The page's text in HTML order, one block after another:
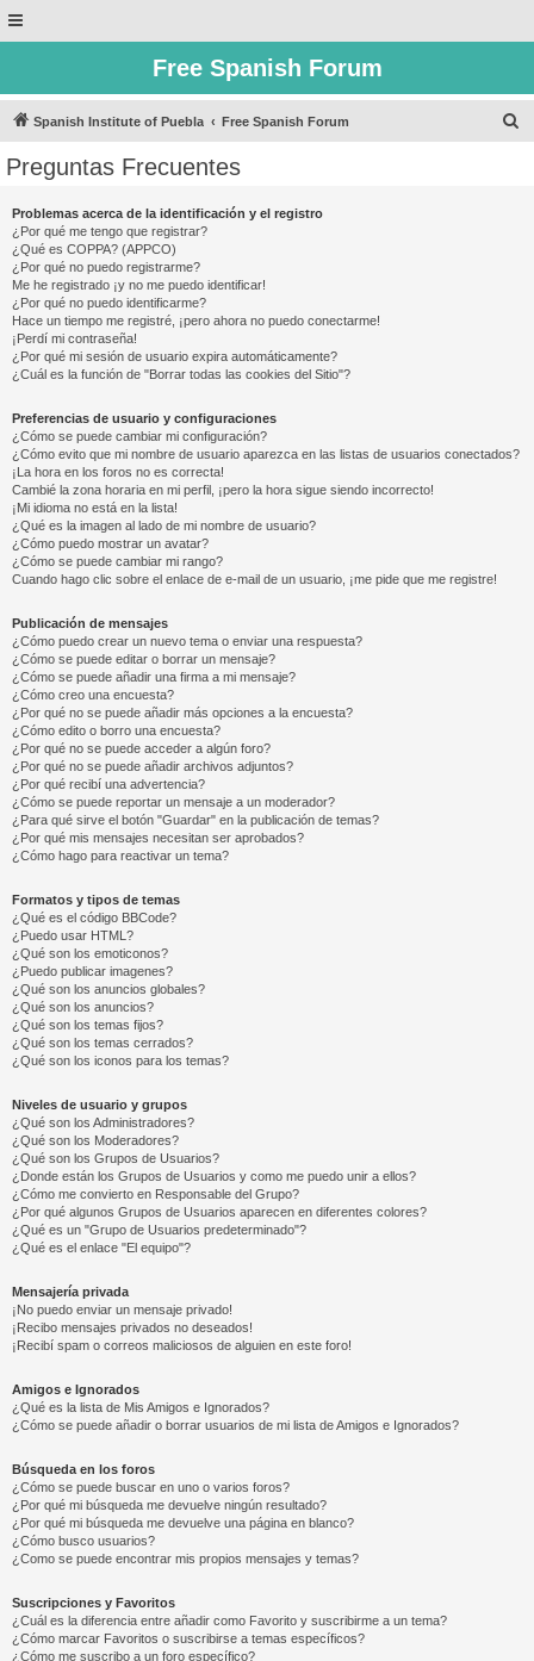
Free Spanish Forum
Spanish Institute of Puebla Free Spanish Forum
Preguntas Frecuentes
Problemas acerca de la identificación y el registro
¿Por qué me tengo que registrar?
¿Qué es COPPA? (APPCO)
¿Por qué no puedo registrarme?
Me he registrado ¡y no me puedo identificar!
¿Por qué no puedo identificarme?
Hace un tiempo me registré, ¡pero ahora no puedo conectarme!
¡Perdí mi contraseña!
¿Por qué mi sesión de usuario expira automáticamente?
¿Cuál es la función de "Borrar todas las cookies del Sitio"?
Preferencias de usuario y configuraciones
¿Cómo se puede cambiar mi configuración?
¿Cómo evito que mi nombre de usuario aparezca en las listas de usuarios conectados?
¡La hora en los foros no es correcta!
Cambié la zona horaria en mi perfil, ¡pero la hora sigue siendo incorrecto!
¡Mi idioma no está en la lista!
¿Qué es la imagen al lado de mi nombre de usuario?
¿Cómo puedo mostrar un avatar?
¿Cómo se puede cambiar mi rango?
Cuando hago clic sobre el enlace de e-mail de un usuario, ¡me pide que me registre!
Publicación de mensajes
¿Cómo puedo crear un nuevo tema o enviar una respuesta?
¿Cómo se puede editar o borrar un mensaje?
¿Cómo se puede añadir una firma a mi mensaje?
¿Cómo creo una encuesta?
¿Por qué no se puede añadir más opciones a la encuesta?
¿Cómo edito o borro una encuesta?
¿Por qué no se puede acceder a algún foro?
¿Por qué no se puede añadir archivos adjuntos?
¿Por qué recibí una advertencia?
¿Cómo se puede reportar un mensaje a un moderador?
¿Para qué sirve el botón "Guardar" en la publicación de temas?
¿Por qué mis mensajes necesitan ser aprobados?
¿Cómo hago para reactivar un tema?
Formatos y tipos de temas
¿Qué es el código BBCode?
¿Puedo usar HTML?
¿Qué son los emoticonos?
¿Puedo publicar imagenes?
¿Qué son los anuncios globales?
¿Qué son los anuncios?
¿Qué son los temas fijos?
¿Qué son los temas cerrados?
¿Qué son los iconos para los temas?
Niveles de usuario y grupos
¿Qué son los Administradores?
¿Qué son los Moderadores?
¿Qué son los Grupos de Usuarios?
¿Donde están los Grupos de Usuarios y como me puedo unir a ellos?
¿Cómo me convierto en Responsable del Grupo?
¿Por qué algunos Grupos de Usuarios aparecen en diferentes colores?
¿Qué es un "Grupo de Usuarios predeterminado"?
¿Qué es el enlace "El equipo"?
Mensajería privada
¡No puedo enviar un mensaje privado!
¡Recibo mensajes privados no deseados!
¡Recibí spam o correos maliciosos de alguien en este foro!
Amigos e Ignorados
¿Qué es la lista de Mis Amigos e Ignorados?
¿Cómo se puede añadir o borrar usuarios de mi lista de Amigos e Ignorados?
Búsqueda en los foros
¿Cómo se puede buscar en uno o varios foros?
¿Por qué mi búsqueda me devuelve ningún resultado?
¿Por qué mi búsqueda me devuelve una página en blanco?
¿Cómo busco usuarios?
¿Como se puede encontrar mis propios mensajes y temas?
Suscripciones y Favoritos
¿Cuál es la diferencia entre añadir como Favorito y suscribirme a un tema?
¿Cómo marcar Favoritos o suscribirse a temas específicos?
¿Cómo me suscribo a un foro específico?